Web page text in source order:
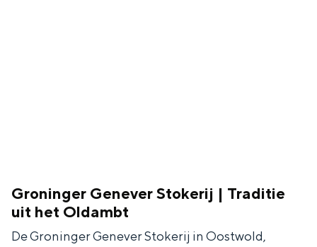
Groninger Genever Stokerij | Traditie
uit het Oldambt
De Groninger Genever Stokerij in Oostwold,